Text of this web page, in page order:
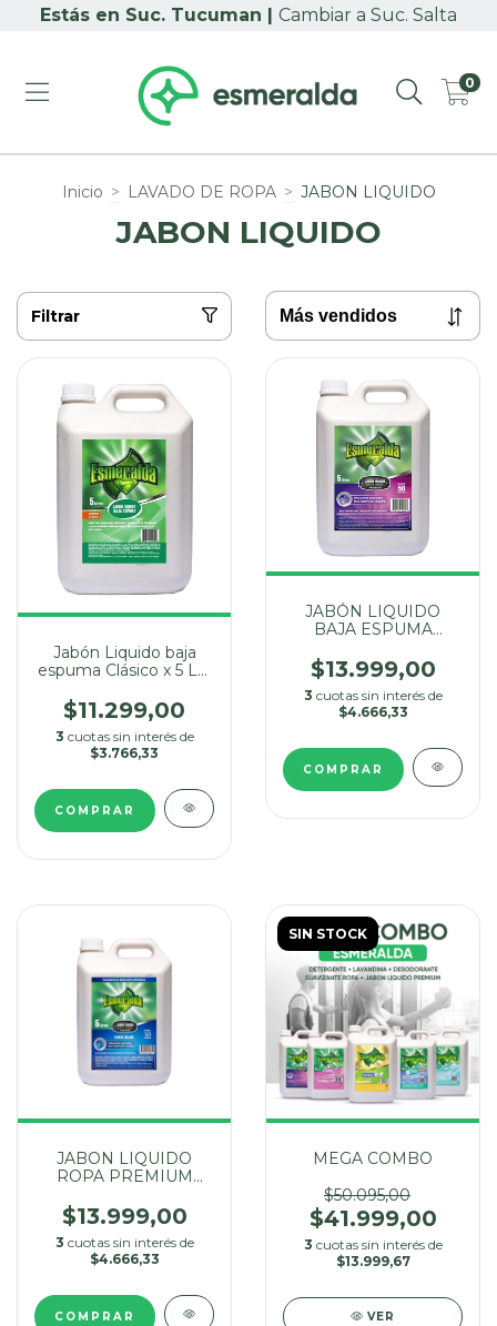
Cambiar a Suc. Salta
0
Inicio > LAVADO DE ROPA > JABON LIQUIDO
JABON LIQUIDO
Filtrar
Jabón Liquido baja
espuma Clásico x 5 Lts
$11.299,00
3 cuotas sin interés de
$3.766,33
JABÓN LIQUIDO
BAJA ESPUMA
ESMERALDA
$13.999,00
3 cuotas sin interés de
$4.666,33
JABON LIQUIDO
ROPA PREMIUM
$13.999,00
3 cuotas sin interés de
$4.666,33
SIN STOCK
MEGA COMBO
$50.095,00
$41.999,00
3 cuotas sin interés de
$13.999,67
VER